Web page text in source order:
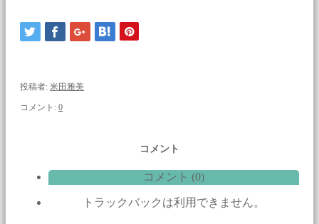
投稿者: 米田雅美
コメント: 0
コメント
コメント (0)
トラックバックは利用できません。